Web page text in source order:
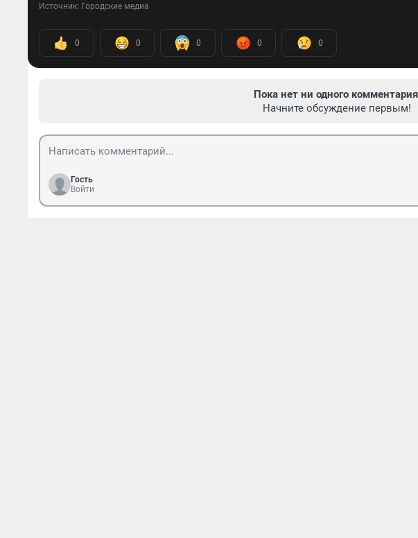
Источник: Городские медиа
0 0 0 0 0
Пока нет ни одного
Начните обсуждение первым!
Гость
Войти